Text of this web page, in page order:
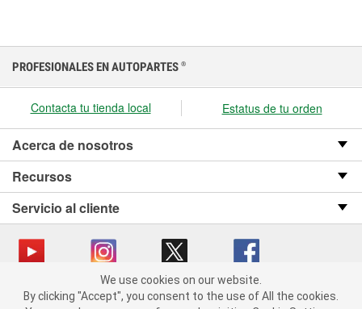
We use cookies on our website. By clicking "Accept", you consent
to the use of All the cookies.
PROFESIONALES EN AUTOPARTES ®
Contacta tu tienda local Estatus de tu orden
Acerca de nosotros
Recursos
Servicio al cliente
Copyright © 2008-2026 O’Reilly Auto Parts v OST_3.2.0.0.729 (3) cv1361
We use cookies on our website.
By clicking "Accept", you consent to the use of All the cookies.